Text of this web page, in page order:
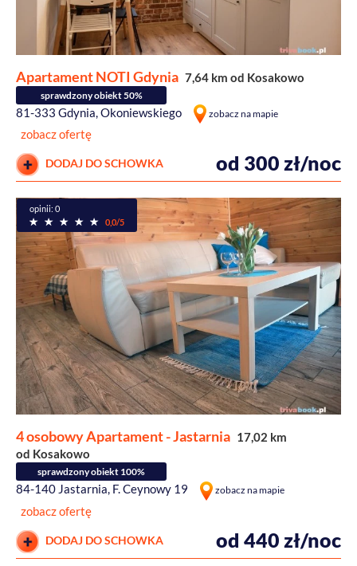
Apartament NOTI Gdynia 7,64 km od Kosakowo
sprawdzony obiekt 50%
81-333 Gdynia, Okoniewskiego zobacz na mapie
zobacz ofertę
DODAJ DO SCHOWKA od 300 zł/noc
opinii: 0
0,0/5
4 osobowy Apartament - Jastarnia 17,02 km
od Kosakowo
sprawdzony obiekt 100%
84-140 Jastarnia, F. Ceynowy 19 zobacz na mapie
zobacz ofertę
DODAJ DO SCHOWKA od 440 zł/noc